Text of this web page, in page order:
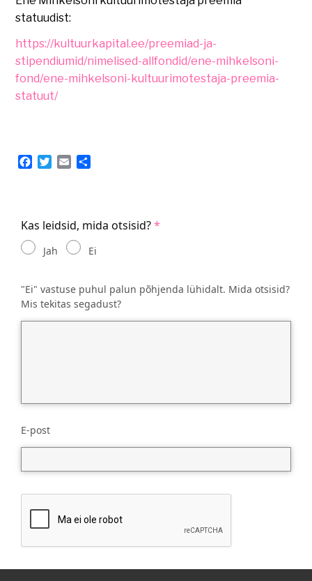
statuudist:
https://kultuurkapital.ee/preemiad-ja-
stipendiumid/nimelised-allfondid/ene-mihkelsoni-
fond/ene-mihkelsoni-kultuurimotestaja-preemia-
statuut/
Facebook
Twitter
Email
Kas leidsid, mida otsisid?
Jah Ei
"Ei" vastuse puhul palun põhjenda lühidalt. Mida otsisid?
Mis tekitas segadust?
E-post